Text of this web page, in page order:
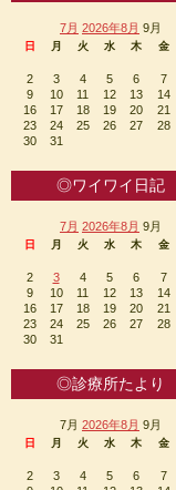
7月 2026年8月 9月
日 月 火 水 木 金
2
3 4 5 6 7
9
10 11 12 13 14
16
17 18 19 20 21
23
24 25 26 27 28
30
31
◎ワイワイ日記
7月 2026年8月 9月
日 月 火 水 木 金
2
3 4 5 6 7
9
10 11 12 13 14
16
17 18 19 20 21
23
24 25 26 27 28
30
31
◎診療所たより
7月 2026年8月 9月
日 月 火 水 木 金
2
3 4 5 6 7